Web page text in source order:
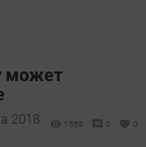
может
2018
1559 0 0